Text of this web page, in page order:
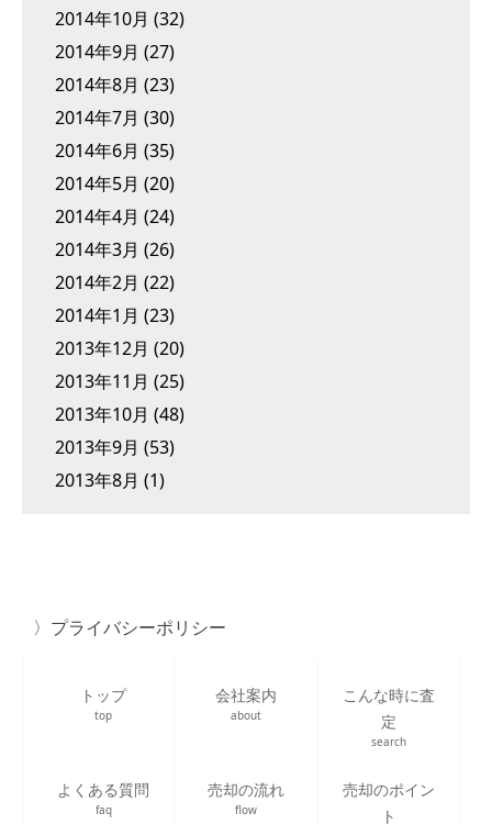
2014年10月 (32)
2014年9月 (27)
2014年8月 (23)
2014年7月 (30)
2014年6月 (35)
2014年5月 (20)
2014年4月 (24)
2014年3月 (26)
2014年2月 (22)
2014年1月 (23)
2013年12月 (20)
2013年11月 (25)
2013年10月 (48)
2013年9月 (53)
2013年8月 (1)
プライバシーポリシー
トップ
top
会社案内
about
こんな時に査
定
search
よくある質問
faq
売却の流れ
flow
売却のポイン
ト